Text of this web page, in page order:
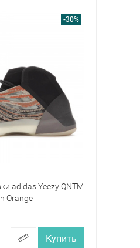
-30%
adidas Yeezy QNTM
Orange
Купить